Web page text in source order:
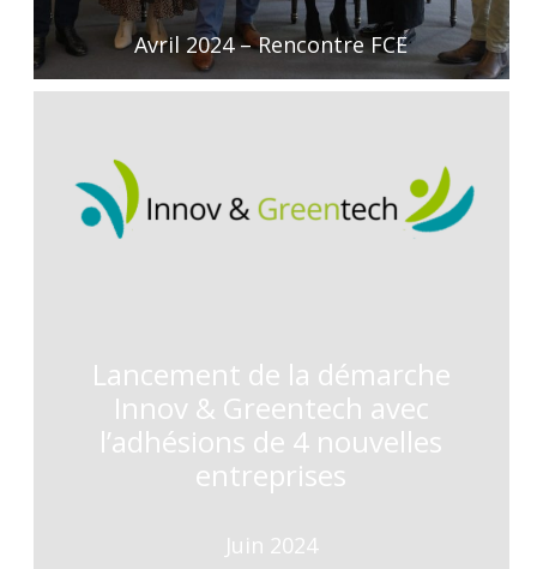
Avril 2024 – Rencontre FCE
Lancement de la démarche
Innov & Greentech avec
l’adhésions de 4 nouvelles
entreprises
Juin 2024